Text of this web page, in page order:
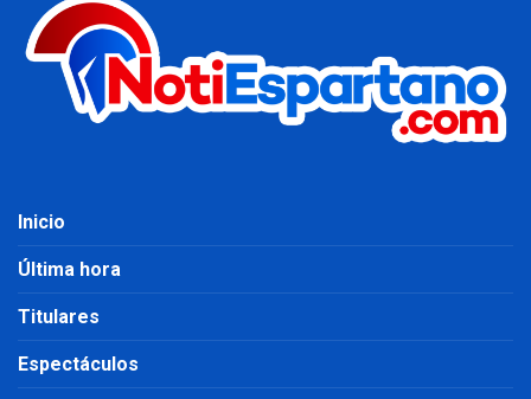
Inicio
Última hora
Titulares
Espectáculos